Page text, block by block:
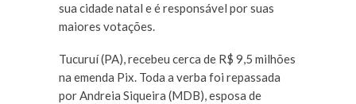
sua cidade natal e é responsável por suas
maiores votações.
Tucuruí (PA), recebeu cerca de R$ 9,5 milhões
na emenda Pix. Toda a verba foi repassada
por Andreia Siqueira (MDB), esposa de